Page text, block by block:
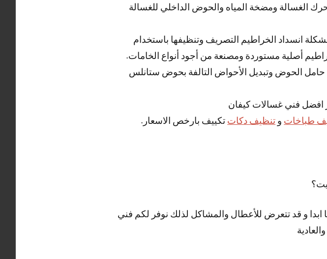
الغسالة ومضخة المياه والحوض الداخلي للغسالة
انسداد الخراطيم التصريف وتنظيفها باستخدام
أصلية مستوردة ومصنعة من أجود أنواع الخامات.
الحوض وتبديل الأحواض التالفة بحوض ستانلس
افضل فني غسالات كيفان
طباخات و تنظيف دكات تكييف بارخص الاسعار.
ابدا و قد تتعرض للأعطال والمشاكل لذلك نوفر لكم فني